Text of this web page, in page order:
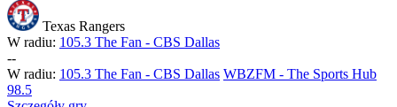
Texas Rangers
W radiu: 105.3 The Fan - CBS Dallas
--
W radiu: 105.3 The Fan - CBS Dallas WBZFM - The Sports Hub
98.5